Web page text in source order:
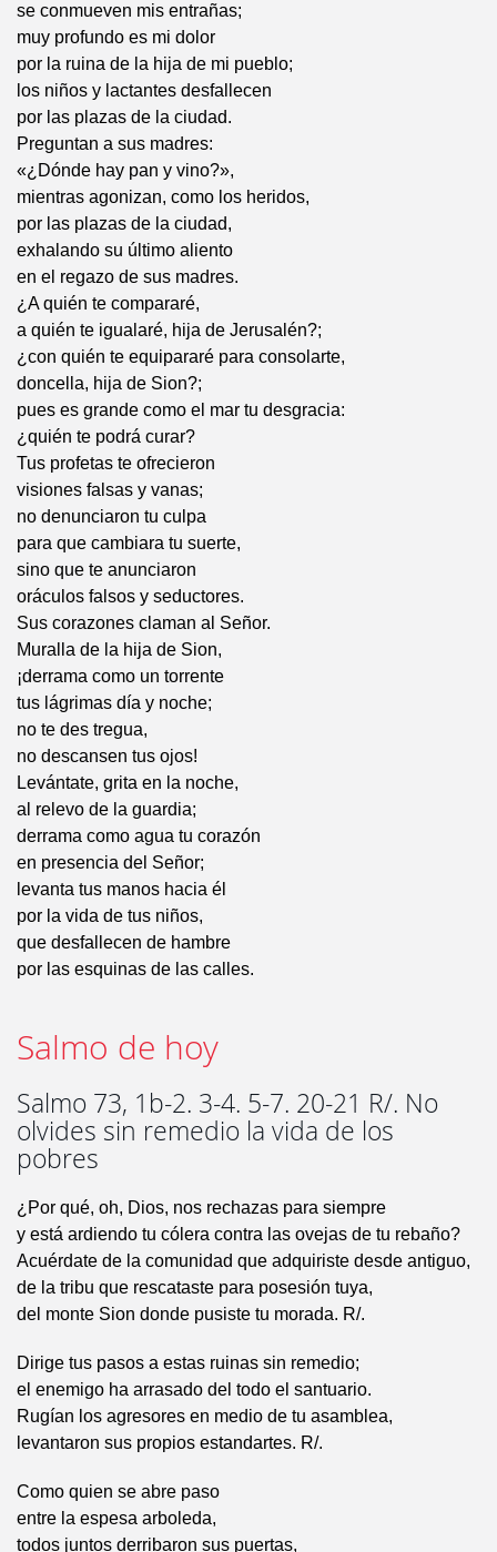
se conmueven mis entrañas;
muy profundo es mi dolor
por la ruina de la hija de mi pueblo;
los niños y lactantes desfallecen
por las plazas de la ciudad.
Preguntan a sus madres:
«¿Dónde hay pan y vino?»,
mientras agonizan, como los heridos,
por las plazas de la ciudad,
exhalando su último aliento
en el regazo de sus madres.
¿A quién te compararé,
a quién te igualaré, hija de Jerusalén?;
¿con quién te equipararé para consolarte,
doncella, hija de Sion?;
pues es grande como el mar tu desgracia:
¿quién te podrá curar?
Tus profetas te ofrecieron
visiones falsas y vanas;
no denunciaron tu culpa
para que cambiara tu suerte,
sino que te anunciaron
oráculos falsos y seductores.
Sus corazones claman al Señor.
Muralla de la hija de Sion,
¡derrama como un torrente
tus lágrimas día y noche;
no te des tregua,
no descansen tus ojos!
Levántate, grita en la noche,
al relevo de la guardia;
derrama como agua tu corazón
en presencia del Señor;
levanta tus manos hacia él
por la vida de tus niños,
que desfallecen de hambre
por las esquinas de las calles.
Salmo de hoy
Salmo 73, 1b-2. 3-4. 5-7. 20-21 R/. No
olvides sin remedio la vida de los
pobres
¿Por qué, oh, Dios, nos rechazas para siempre
y está ardiendo tu cólera contra las ovejas de tu rebaño?
Acuérdate de la comunidad que adquiriste desde antiguo,
de la tribu que rescataste para posesión tuya,
del monte Sion donde pusiste tu morada. R/.
Dirige tus pasos a estas ruinas sin remedio;
el enemigo ha arrasado del todo el santuario.
Rugían los agresores en medio de tu asamblea,
levantaron sus propios estandartes. R/.
Como quien se abre paso
entre la espesa arboleda,
todos juntos derribaron sus puertas,